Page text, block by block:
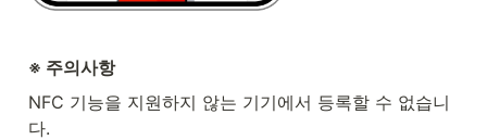
※ 주의사항
NFC 기능을 지원하지 않는 기기에서 등록할 수 없습니
다.